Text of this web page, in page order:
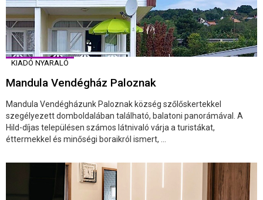
KIADÓ NYARALÓ
Mandula Vendégház Paloznak
Mandula Vendégházunk Paloznak község szőlőskertekkel
szegélyezett domboldalában található, balatoni panorámával. A
Hild-díjas településen számos látnivaló várja a turistákat,
éttermekkel és minőségi boraikról ismert, ...